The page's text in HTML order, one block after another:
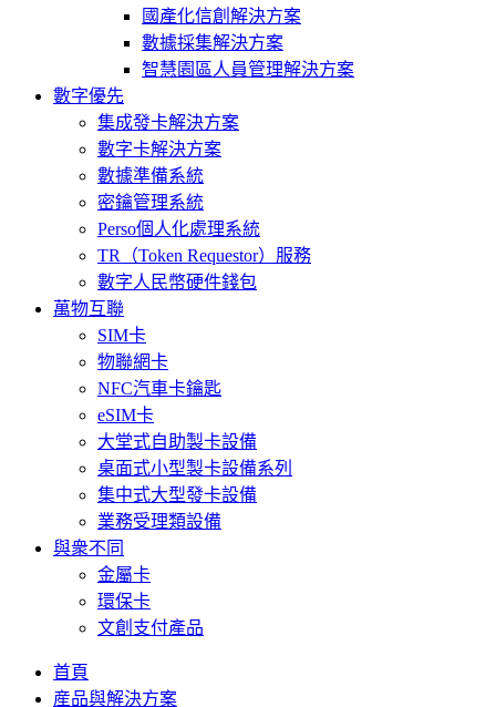
國產化信創解決方案
數據採集解決方案
智慧園區人員管理解決方案
數字優先
集成發卡解決方案
數字卡解決方案
數據準備系統
密鑰管理系統
Perso個人化處理系統
TR（Token Requestor）服務
數字人民幣硬件錢包
萬物互聯
SIM卡
物聯網卡
NFC汽車卡鑰匙
eSIM卡
大堂式自助製卡設備
桌面式小型製卡設備系列
集中式大型發卡設備
業務受理類設備
與衆不同
金屬卡
環保卡
文創支付產品
首頁
産品與解決方案